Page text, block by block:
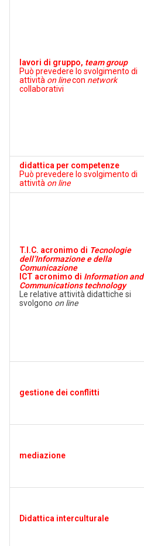
lavori di gruppo, team group
Può prevedere lo svolgimento di
attività on linecon network
collaborativi
didattica per competenze
Può prevedere lo svolgimento di
attività on line
T.I.C. acronimo di Tecnologie
dell’Informazione e della
Comunicazione
ICT acronimo di Information and
Communications technology
Le relative attività didattiche si
svolgono on line
gestione dei conflitti
mediazione
Didattica interculturale